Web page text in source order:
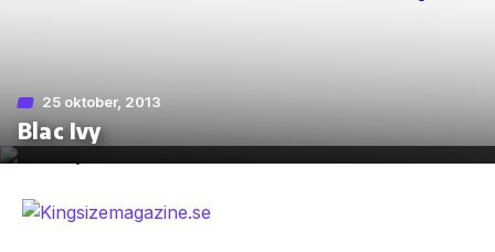
Skip
the
25 oktober, 2013
Blac Ivy